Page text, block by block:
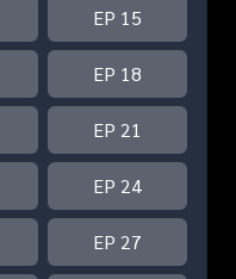
EP 15
EP 18
EP 21
EP 24
EP 27